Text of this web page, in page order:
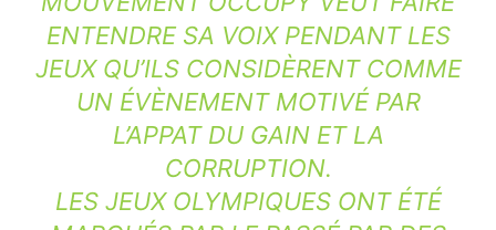
ENTENDRE SA VOIX PENDANT LES
JEUX QU’ILS CONSIDÈRENT COMME
UN ÉVÈNEMENT MOTIVÉ PAR
L’APPAT DU GAIN ET LA
CORRUPTION.
LES JEUX OLYMPIQUES ONT ÉTÉ